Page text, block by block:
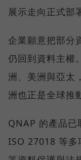
展示走向正式部
企業願意把部分
仍回到資料主權
洲、美洲與亞太
洲也正是全球推
QNAP 的產品
ISO 27018 等多